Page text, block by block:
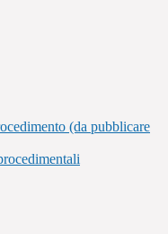
(da pubblicare